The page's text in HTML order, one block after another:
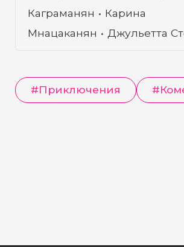
Каграманян
Карина
Мнацаканян
Джульетта
#Приключения #